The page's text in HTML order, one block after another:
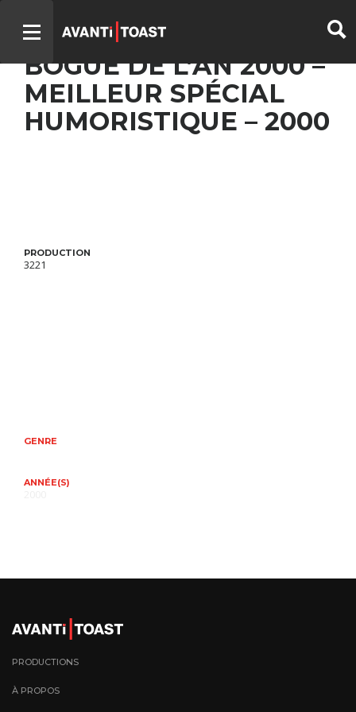
LA PETITE VIE – LE
BOGUE DE L’AN 2000 –
MEILLEUR SPÉCIAL
HUMORISTIQUE – 2000
PRODUCTION
3221
GENRE
ANNÉE(S)
PRODUCTIONS
À PROPOS